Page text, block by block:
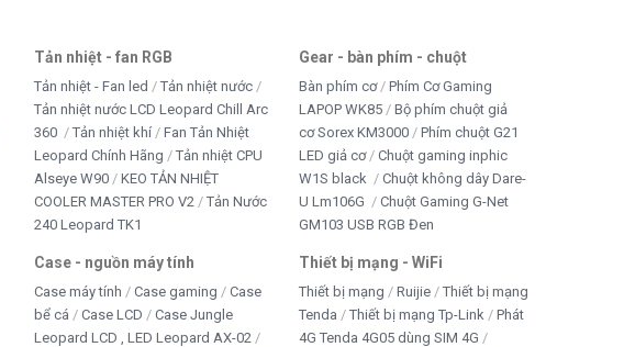
Tản nhiệt - fan RGB
Tản nhiệt - Fan led
Tản nhiệt nước
Tản nhiệt nước LCD Leopard Chill Arc
360
Tản nhiệt khí
Fan Tản Nhiệt
Leopard Chính Hãng
Tản nhiệt CPU
Alseye W90
KEO TẢN NHIỆT
COOLER MASTER PRO V2
Tản Nước
240 Leopard TK1
Case - nguồn máy tính
Case máy tính Case gaming
Case
bể cá
Case LCD
Case Jungle
Leopard LCD , LED Leopard AX-02
Gear - bàn phím - chuột
Bàn phím cơ
Phím Cơ Gaming
LAPOP WK85
Bộ phím chuột giả
cơ Sorex KM3000
Phím chuột G21
LED giả cơ
Chuột gaming inphic
W1S black
Chuột không dây Dare-
U Lm106G
Chuột Gaming G-Net
GM103 USB RGB Đen
Thiết bị mạng - WiFi
Thiết bị mạng Ruijie
Thiết bị mạng
Tenda
Thiết bị mạng Tp-Link
Phát
4G Tenda 4G05 dùng SIM 4G